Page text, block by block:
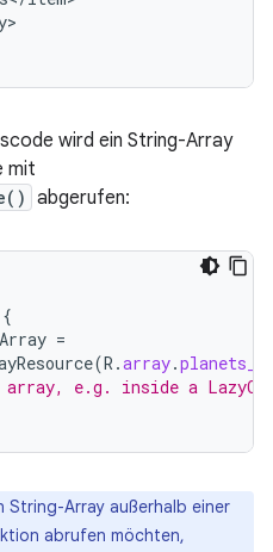
wird ein String-Array
mit
abgerufen:
{
Array =
(R .array.
e.g. inside a
String-Array außerhalb einer
abrufen möchten,